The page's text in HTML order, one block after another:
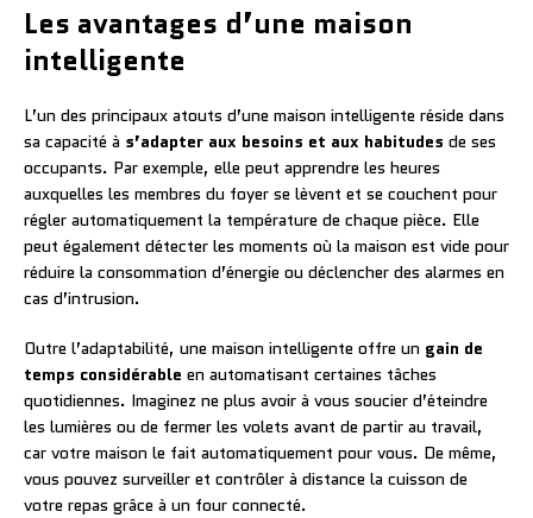
Les avantages d’une maison
intelligente
L’un des principaux atouts d’une maison intelligente réside dans
sa capacité à s’adapter aux besoins et aux habitudes de ses
occupants. Par exemple, elle peut apprendre les heures
auxquelles les membres du foyer se lèvent et se couchent pour
régler automatiquement la température de chaque pièce. Elle
peut également détecter les moments où la maison est vide pour
réduire la consommation d’énergie ou déclencher des alarmes en
cas d’intrusion.
Outre l’adaptabilité, une maison intelligente offre un gain de
temps considérable en automatisant certaines tâches
quotidiennes. Imaginez ne plus avoir à vous soucier d’éteindre
les lumières ou de fermer les volets avant de partir au travail,
car votre maison le fait automatiquement pour vous. De même,
vous pouvez surveiller et contrôler à distance la cuisson de
votre repas grâce à un four connecté.